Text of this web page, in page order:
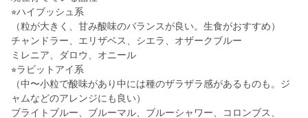
⭐︎ハイブッシュ系
（粒が大きく、甘み酸味のバランスが良い。生食がおすすめ）
チャンドラー、エリザベス、シエラ、オザークブルー
ミレニア、ダロウ、オニール
⭐︎ラビットアイ系
（中〜小粒で酸味があり中には種のザラザラ感があるものも。ジ
ャムなどのアレンジにも良い）
ブライトブルー、ブルーマル、ブルーシャワー、コロンブス、